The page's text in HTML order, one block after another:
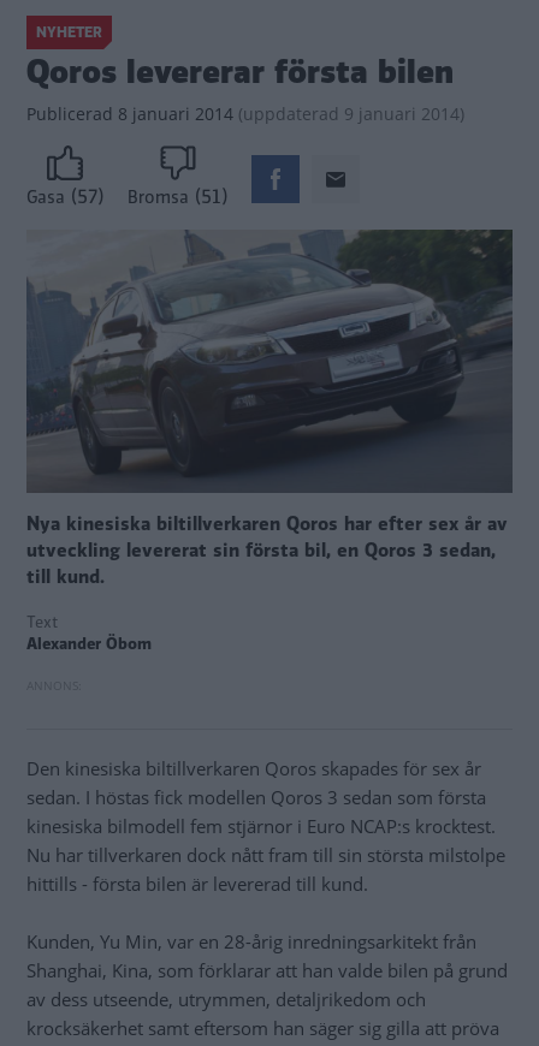
NYHETER
Qoros levererar första bilen
Publicerad 8 januari 2014 (uppdaterad 9 januari 2014)
Gasa (57) Bromsa (51)
Nya kinesiska biltillverkaren Qoros har efter sex år av
utveckling levererat sin första bil, en Qoros 3 sedan,
till kund.
Text
Alexander Öbom
Den kinesiska biltillverkaren Qoros skapades för sex år
sedan. I höstas fick modellen Qoros 3 sedan som första
kinesiska bilmodell fem stjärnor i Euro NCAP:s krocktest.
Nu har tillverkaren dock nått fram till sin största milstolpe
hittills - första bilen är levererad till kund.
Kunden, Yu Min, var en 28-årig inredningsarkitekt från
Shanghai, Kina, som förklarar att han valde bilen på grund
av dess utseende, utrymmen, detaljrikedom och
krocksäkerhet samt eftersom han säger sig gilla att pröva